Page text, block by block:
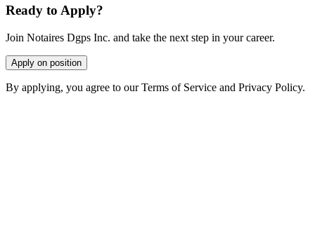
Ready to Apply?
Join Notaires Dgps Inc. and take the next step in your career.
Apply on position
By applying, you agree to our Terms of Service and Privacy Policy.